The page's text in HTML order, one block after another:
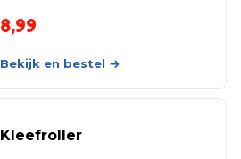
8,99
Bekijk en bestel
Kleefroller